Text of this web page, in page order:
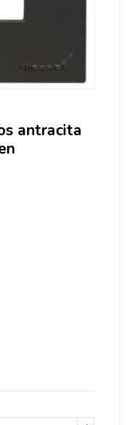
antracita